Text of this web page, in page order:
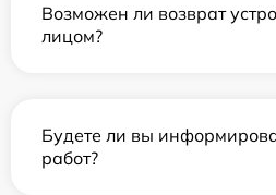
Возможен ли возврат
лицом?
Будете ли вы
работ?